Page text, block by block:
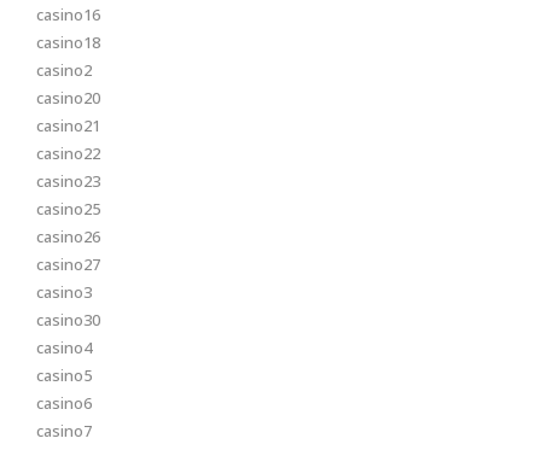
casino16
casino18
casino2
casino20
casino21
casino22
casino23
casino25
casino26
casino27
casino3
casino30
casino4
casino5
casino6
casino7